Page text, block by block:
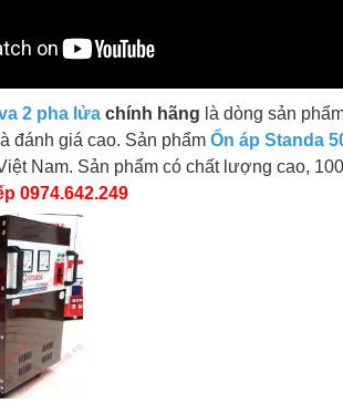
2 pha lửa chính hãng là dòng sản
đánh giá cao. Sản phẩm Ổn áp Standa
Nam. Sản phẩm có chất lượng cao,
0974.642.249